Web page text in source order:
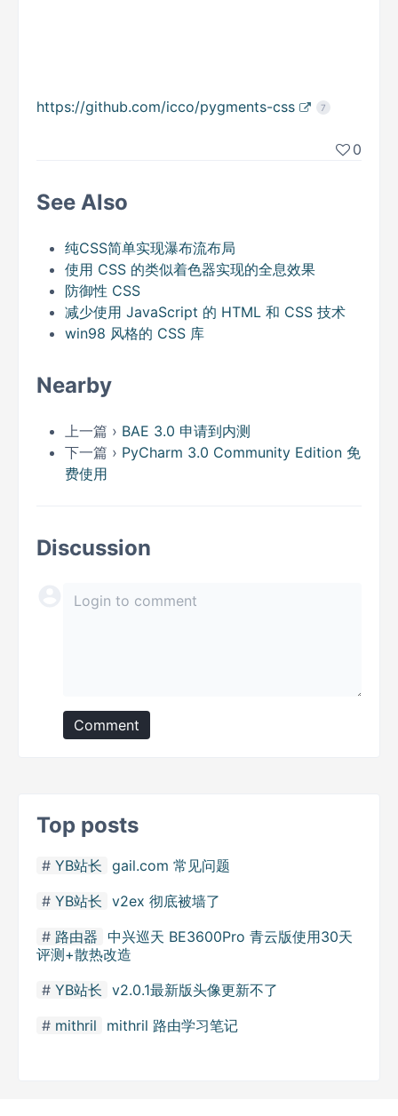
https://github.com/icco/pygments-css 7
0
See Also
纯CSS简单实现瀑布流布局
使用 CSS 的类似着色器实现的全息效果
防御性 CSS
减少使用 JavaScript 的 HTML 和 CSS 技术
win98 风格的 CSS 库
Nearby
上一篇 › BAE 3.0 申请到内测
下一篇 › PyCharm 3.0 Community Edition 免
费使用
Discussion
Comment
Top posts
YB站长 gail.com 常见问题
YB站长 v2ex 彻底被墙了
路由器 中兴巡天 BE3600Pro 青云版使用30天
评测+散热改造
YB站长 v2.0.1最新版头像更新不了
mithril
mithril 路由学习笔记